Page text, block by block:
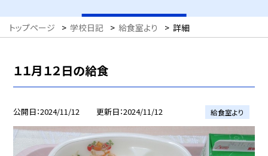
トップページ > 学校日記 > 給食室より > 詳細
１１月１２日の給食
公開日 2024/11/12 更新日 2024/11/12 給食室より